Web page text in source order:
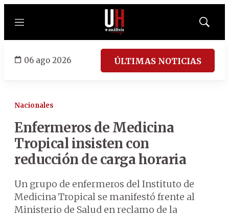
Menú
Mostrar
06 ago 2026 ÚLTIMAS NOTICIAS
Nacionales
Enfermeros de Medicina
Tropical insisten con
reducción de carga horaria
Un grupo de enfermeros del Instituto de
Medicina Tropical se manifestó frente al
Ministerio de Salud en reclamo de la